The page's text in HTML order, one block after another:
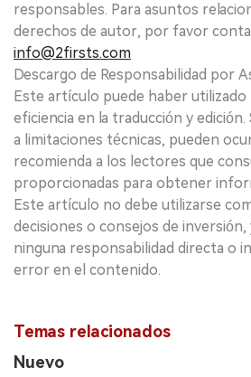
responsables. Para asuntos
derechos de autor, por favor
info@2firsts.com
Descargo de Responsabilidad por
Este artículo puede haber utilizado
eficiencia en la traducción y
a limitaciones técnicas, pueden
recomienda a los lectores que
proporcionadas para obtener
Este artículo no debe utilizarse
decisiones o consejos de inversión,
ninguna responsabilidad directa o
error en el contenido.
Temas relacionados
Nuevo